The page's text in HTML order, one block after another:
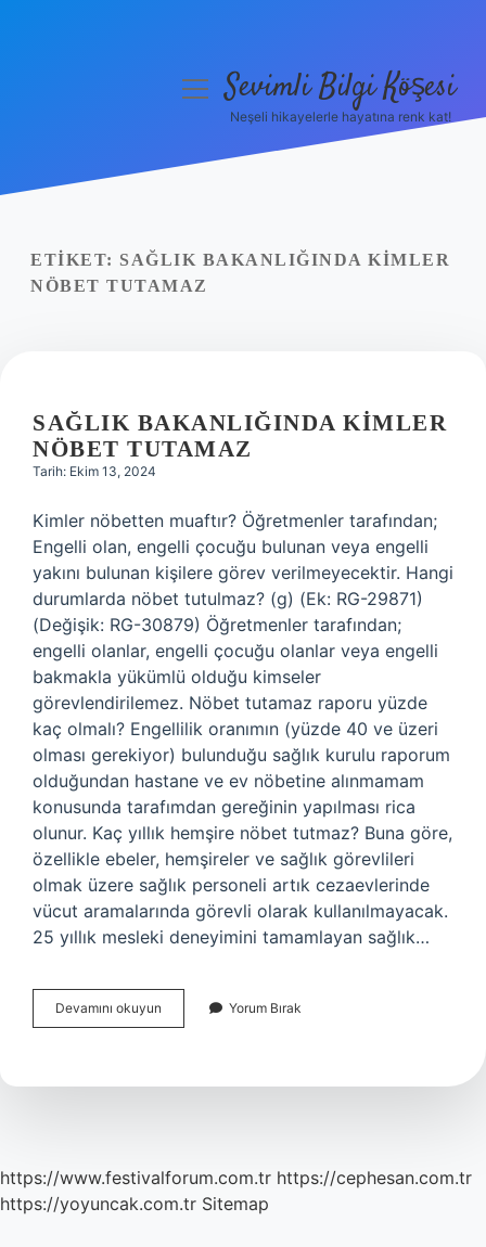
Yasal Uyarı
menüyüSevimli Bilgi Köşesi
Neşeli hikayelerle hayatına renk kat!
ETIKET: SAĞLIK BAKANLIĞINDA KIMLER
NÖBET TUTAMAZ
SAĞLIK BAKANLIĞINDA KIMLER
NÖBET TUTAMAZ
Tarih: Ekim 13, 2024
Kimler nöbetten muaftır? Öğretmenler tarafından;
Engelli olan, engelli çocuğu bulunan veya engelli
yakını bulunan kişilere görev verilmeyecektir. Hangi
durumlarda nöbet tutulmaz? (g) (Ek: RG-29871)
(Değişik: RG-30879) Öğretmenler tarafından;
engelli olanlar, engelli çocuğu olanlar veya engelli
bakmakla yükümlü olduğu kimseler
görevlendirilemez. Nöbet tutamaz raporu yüzde
kaç olmalı? Engellilik oranımın (yüzde 40 ve üzeri
olması gerekiyor) bulunduğu sağlık kurulu raporum
olduğundan hastane ve ev nöbetine alınmamam
konusunda tarafımdan gereğinin yapılması rica
olunur. Kaç yıllık hemşire nöbet tutmaz? Buna göre,
özellikle ebeler, hemşireler ve sağlık görevlileri
olmak üzere sağlık personeli artık cezaevlerinde
vücut aramalarında görevli olarak kullanılmayacak.
25 yıllık mesleki deneyimini tamamlayan sağlık…
Devamını okuyun
Bakanlığında
Tutamaz
Yorum Bırak
https://www.festivalforum.com.tr https://cephesan.com.tr
https://yoyuncak.com.tr Sitemap